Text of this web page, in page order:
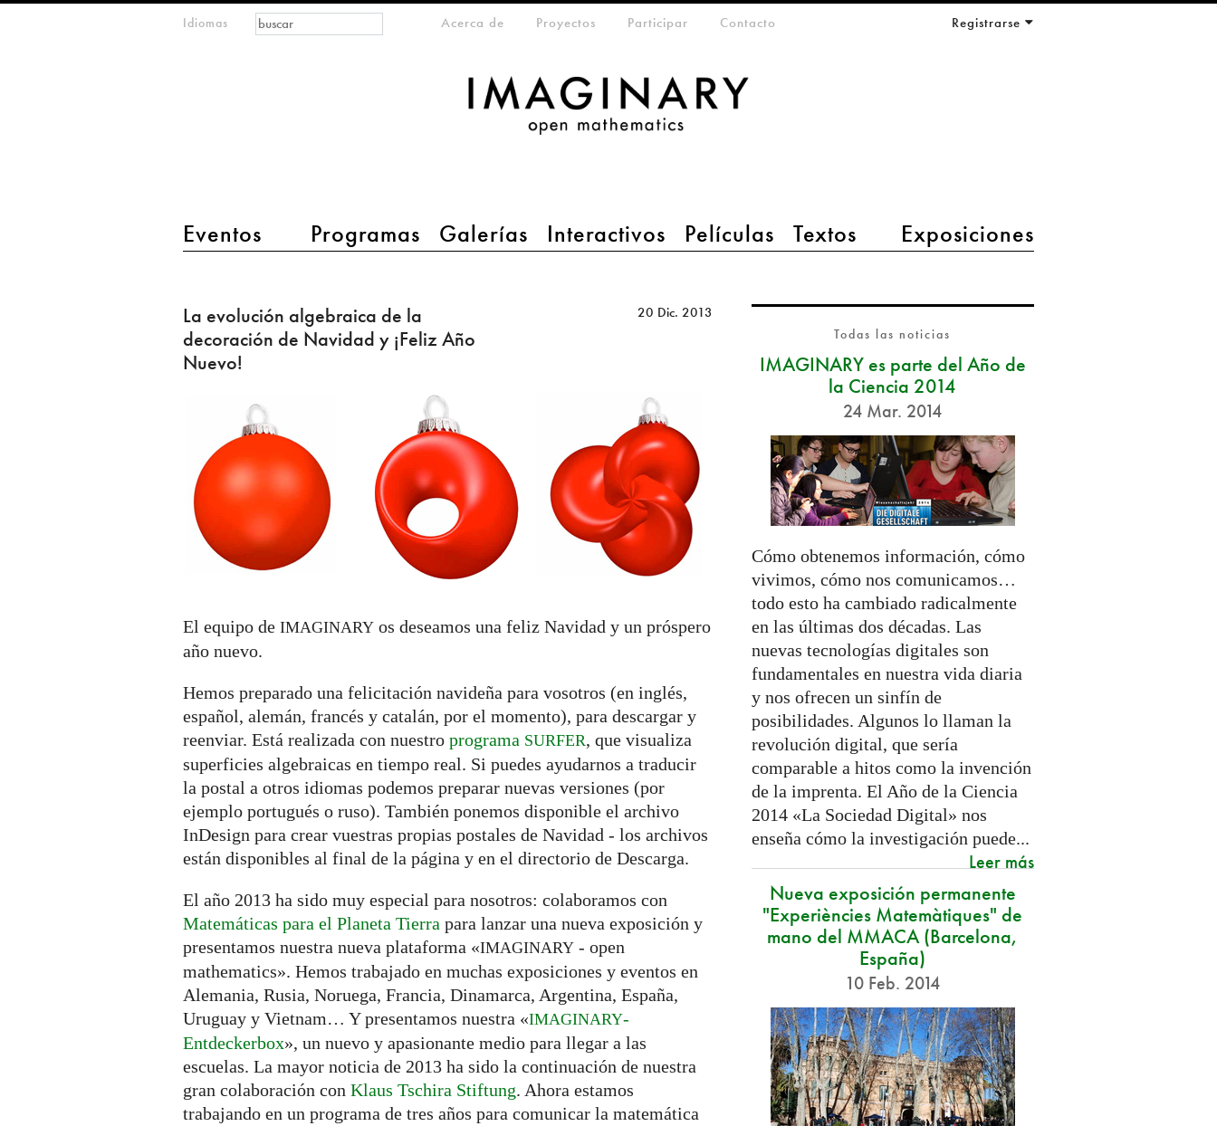
Idiomas
main menu 2
Eventos Programas Galerías Interactivos Películas Textos Exposiciones
meta-menuAcerca de Proyectos Participar Contacto Registrarse
Formulario de
búsqueda
Buscar
evolución
algebraica
de
decoración
Navidad
¡Feliz
Año
Nuevo!
La evolución algebraica de la
decoración de Navidad y ¡Feliz Año
Nuevo!
20 Dic. 2013
El equipo de IMAGINARY os deseamos una feliz Navidad y un próspero
año nuevo.
Hemos preparado una felicitación navideña para vosotros (en inglés,
español, alemán, francés y catalán, por el momento), para descargar y
reenviar. Está realizada con nuestro programa SURFER, que visualiza
superficies algebraicas en tiempo real. Si puedes ayudarnos a traducir
la postal a otros idiomas podemos preparar nuevas versiones (por
ejemplo portugués o ruso). También ponemos disponible el archivo
InDesign para crear vuestras propias postales de Navidad - los archivos
están disponibles al final de la página y en el directorio de Descarga.
El año 2013 ha sido muy especial para nosotros: colaboramos con
Matemáticas para el Planeta Tierra para lanzar una nueva exposición y
presentamos nuestra nueva plataforma «IMAGINARY - open
mathematics». Hemos trabajado en muchas exposiciones y eventos en
Alemania, Rusia, Noruega, Francia, Dinamarca, Argentina, España,
Uruguay y Vietnam… Y presentamos nuestra «IMAGINARY-
Entdeckerbox», un nuevo y apasionante medio para llegar a las
escuelas. La mayor noticia de 2013 ha sido la continuación de nuestra
gran colaboración con Klaus Tschira Stiftung. Ahora estamos
trabajando en un programa de tres años para comunicar la matemática
Todas las noticias
IMAGINARY es parte del Año de
la Ciencia 2014
24 Mar. 2014
Cómo obtenemos información, cómo
vivimos, cómo nos comunicamos…
todo esto ha cambiado radicalmente
en las últimas dos décadas. Las
nuevas tecnologías digitales son
fundamentales en nuestra vida diaria
y nos ofrecen un sinfín de
posibilidades. Algunos lo llaman la
revolución digital, que sería
comparable a hitos como la invención
de la imprenta. El Año de la Ciencia
2014 «La Sociedad Digital» nos
enseña cómo la investigación puede...
Leer más
Nueva exposición permanente
"Experiències Matemàtiques" de
mano del MMACA (Barcelona,
España)
10 Feb. 2014